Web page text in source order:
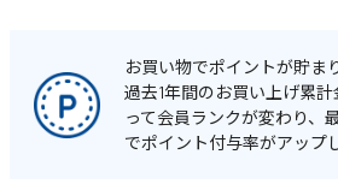
お買い物でポイントが貯ま
過去1年間のお買い上げ累計
って会員ランクが変わり、
でポイント付与率がアップ